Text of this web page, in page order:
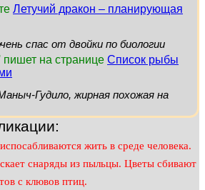
Летучий дракон – планирующая
спас от двойки по биологии
на странице Список рыбы
Гудило, жирная похожая на
жить в среде человека.
снаряды из пыльцы. Цветы сбивают
с клювов птиц.